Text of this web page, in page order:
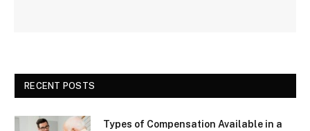
RECENT POSTS
Types of Compensation Available in a